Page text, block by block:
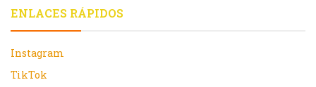
ENLACES RÁPIDOS
Instagram
TikTok